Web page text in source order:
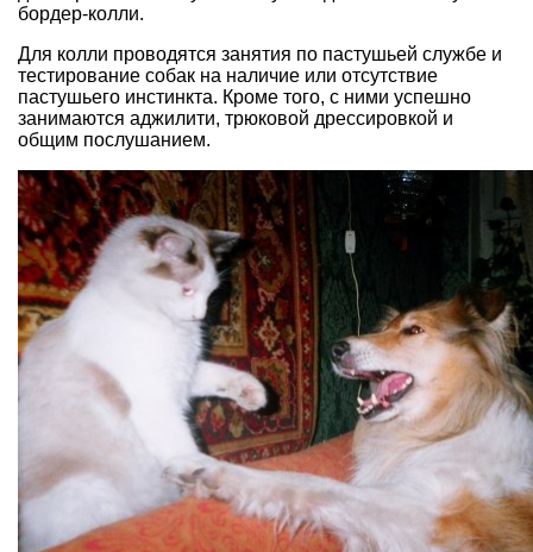
бордер-колли.
Для колли проводятся занятия по пастушьей службе и
тестирование собак на наличие или отсутствие
пастушьего инстинкта. Кроме того, с ними успешно
занимаются аджилити, трюковой дрессировкой и
общим послушанием.